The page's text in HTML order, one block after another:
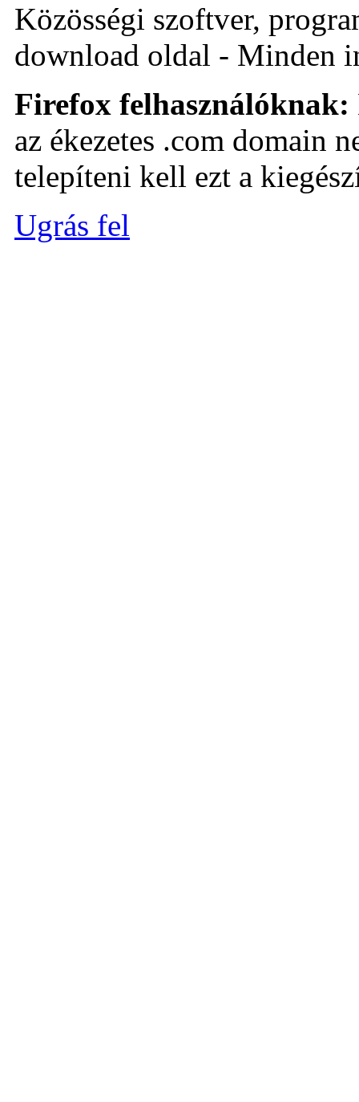
Közösségi szoftver,
download oldal - Minden
Firefox felhasználóknak:
az ékezetes .com domain
telepíteni kell ezt a
Ugrás fel